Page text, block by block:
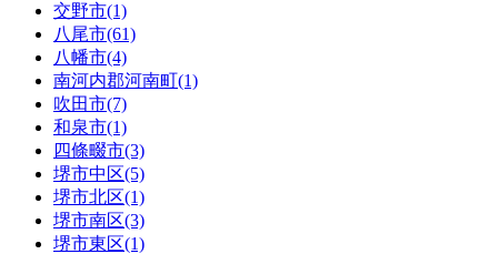
交野市(1)
八尾市(61)
八幡市(4)
南河内郡河南町(1)
吹田市(7)
和泉市(1)
四條畷市(3)
堺市中区(5)
堺市北区(1)
堺市南区(3)
堺市東区(1)